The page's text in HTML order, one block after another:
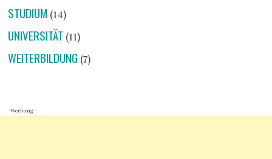
STUDIUM (14)
UNIVERSITÄT (11)
WEITERBILDUNG (7)
- Werbung -